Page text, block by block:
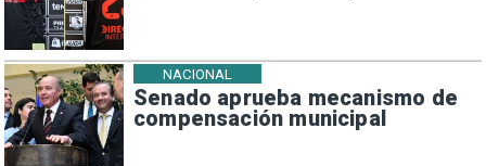
Senado aprueba mecanismo de
compensación municipal
NACIONAL